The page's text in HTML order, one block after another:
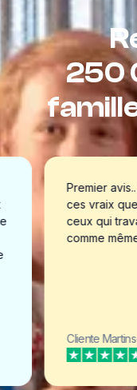
250
Premier avis..
ces vraix quel
ceux qui
comme même
Cliente Martins-27